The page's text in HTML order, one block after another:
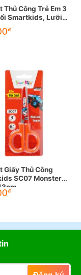
Thủ Công Trẻ Em 3
Smartkids, Lưỡi
đ
Giấy Thủ Công
SC07 Monster
đ